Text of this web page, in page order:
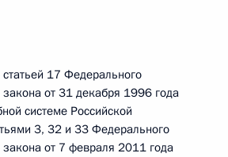
статьей 17 Федерального
закона от 31 декабря 1996 года
системе Российской
3, 32 и 33 Федерального
закона от 7 февраля 2011 года